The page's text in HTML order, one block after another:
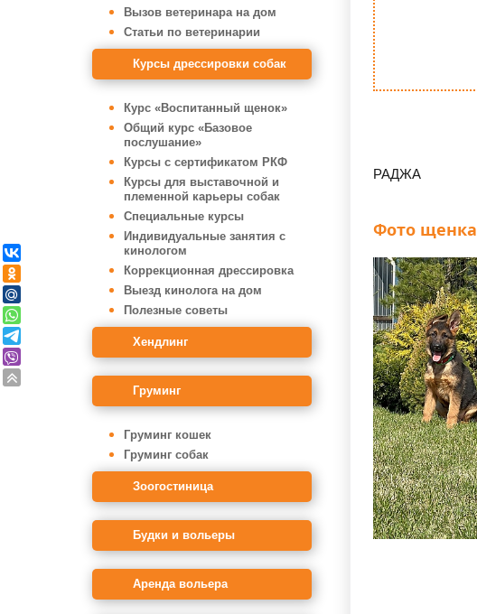
Вызов ветеринара на дом
Статьи по ветеринарии
Курсы дрессировки собак
Курс «Воспитанный щенок»
Общий курс «Базовое
послушание»
Курсы с сертификатом РКФ
Курсы для выставочной и
племенной карьеры собак
Специальные курсы
Индивидуальные занятия с
кинологом
Коррекционная дрессировка
Выезд кинолога на дом
Полезные советы
Хендлинг
Груминг
Груминг кошек
Груминг собак
Зоогостиница
Будки и вольеры
Аренда вольера
РАДЖА
Фото щенка